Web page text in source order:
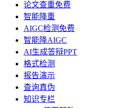
论文查重免费
智能降重
AIGC检测 免费
智能降AIGC
AI生成答辩PPT
格式检测
报告演示
查询真伪
知识专栏